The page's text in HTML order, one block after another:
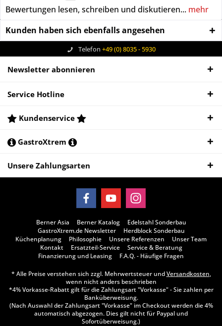
Bewertungen lesen, schreiben und diskutieren... mehr
Kunden haben sich ebenfalls angesehen
Telefon +49 (0) 8035 - 5930
Newsletter abonnieren
Service Hotline
Kundenservice
GastroXtrem
Unsere Zahlungsarten
Berner Asia Berner Katalog
Edelstahl Sonderbau
GastroXtrem.de Newsletter
Herdblock Sonderbau
Küchenplanung
Philosophie Unsere Referenzen
Unser Team
Kontakt
Ersatzteil-Service
Service & Beratung
Finanzierung und Leasing
F.A.Q. - Häufige Fragen
* Alle Preise verstehen sich zzgl. Mehrwertsteuer undVersandkosten,
wenn nicht anders beschrieben
*4% Vorkasse-Rabatt gilt für die Zahlungsart "Vorkasse" - Sie zahlen per
Banküberweisung.
(Nach Auswahl der Zahlungsart "Vorkasse" im Checkout werden die 4%
automatisch abgezogen. Dies gilt nicht für Paypal und
Sofortüberweisung.)